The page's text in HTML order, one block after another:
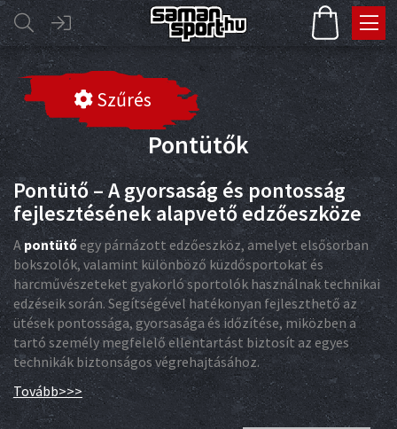
Szűrés
Pontütők
Pontütő – A gyorsaság és pontosság
fejlesztésének alapvető edzőeszköze
Apontütőegy párnázott edzőeszköz, amelyet elsősorban
bokszolók, valamint különböző küzdősportokat és
harcművészeteket gyakorló sportolók használnak technikai
edzéseik során. Segítségével hatékonyan fejleszthető az
ütések pontossága, gyorsasága és időzítése, miközben a
tartó személy megfelelő ellentartást biztosít az egyes
technikák biztonságos végrehajtásához.
Tovább>>>